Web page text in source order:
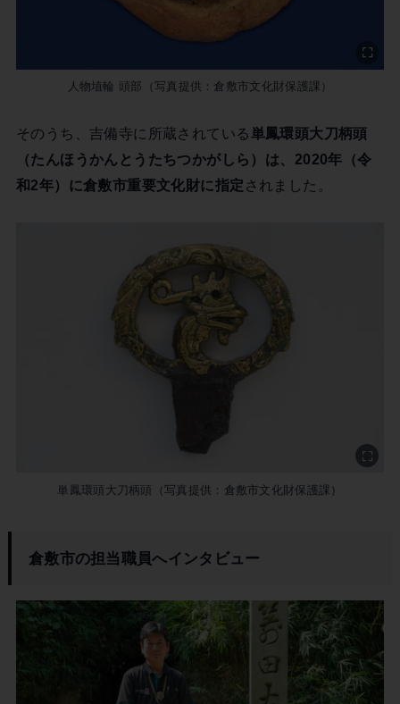
人物埴輪 頭部（写真提供：倉敷市文化財保護課）
そのうち、吉備寺に所蔵されている単鳳環頭大刀柄頭
（たんほうかんとうたちつかがしら）は、 2020年 （令
和2年）に倉敷市重要文化財に指定 されました。
単鳳環頭大刀柄頭（写真提供：倉敷市文化財保護課）
倉敷市の担当職員へインタビュー